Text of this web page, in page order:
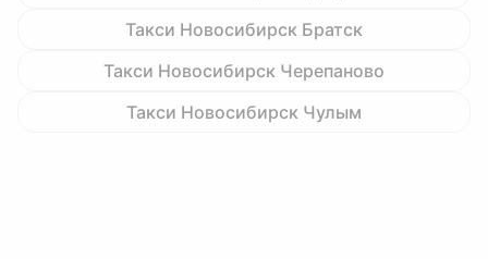
Такси Новосибирск Братск
Такси Новосибирск Черепаново
Такси Новосибирск Чулым